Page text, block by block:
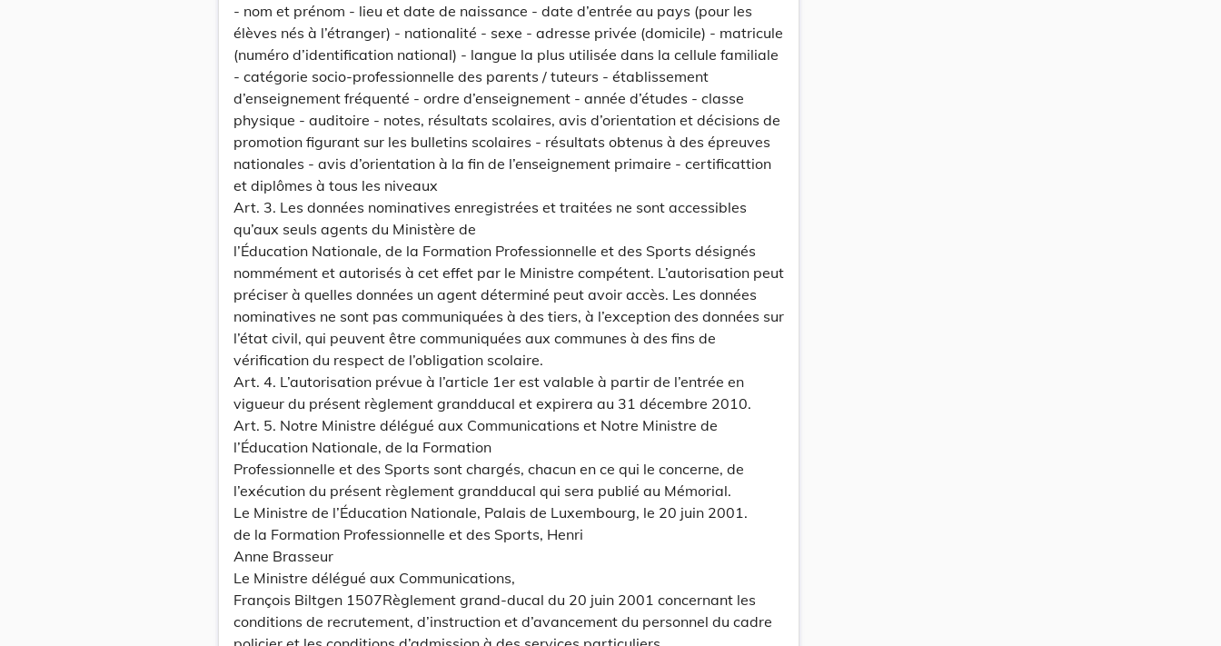
- nom et prénom - lieu et date de naissance - date d’entrée au pays (pour les
élèves nés à l’étranger) - nationalité - sexe - adresse privée (domicile) - matricule
(numéro d’identification national) - langue la plus utilisée dans la cellule familiale
- catégorie socio-professionnelle des parents / tuteurs - établissement
d’enseignement fréquenté - ordre d’enseignement - année d’études - classe
physique - auditoire - notes, résultats scolaires, avis d’orientation et décisions de
promotion figurant sur les bulletins scolaires - résultats obtenus à des épreuves
nationales - avis d’orientation à la fin de l’enseignement primaire - certificattion
et diplômes à tous les niveaux
Art. 3. Les données nominatives enregistrées et traitées ne sont accessibles
qu’aux seuls agents du Ministère de
l’Éducation Nationale, de la Formation Professionnelle et des Sports désignés
nommément et autorisés à cet effet par le Ministre compétent. L’autorisation peut
préciser à quelles données un agent déterminé peut avoir accès. Les données
nominatives ne sont pas communiquées à des tiers, à l’exception des données sur
l’état civil, qui peuvent être communiquées aux communes à des fins de
vérification du respect de l’obligation scolaire.
Art. 4. L’autorisation prévue à l’article 1er est valable à partir de l’entrée en
vigueur du présent règlement grandducal et expirera au 31 décembre 2010.
Art. 5. Notre Ministre délégué aux Communications et Notre Ministre de
l’Éducation Nationale, de la Formation
Professionnelle et des Sports sont chargés, chacun en ce qui le concerne, de
l’exécution du présent règlement grandducal qui sera publié au Mémorial.
Le Ministre de l’Éducation Nationale, Palais de Luxembourg, le 20 juin 2001.
de la Formation Professionnelle et des Sports, Henri
Anne Brasseur
Le Ministre délégué aux Communications,
François Biltgen 1507Règlement grand-ducal du 20 juin 2001 concernant les
conditions de recrutement, d’instruction et d’avancement du personnel du cadre